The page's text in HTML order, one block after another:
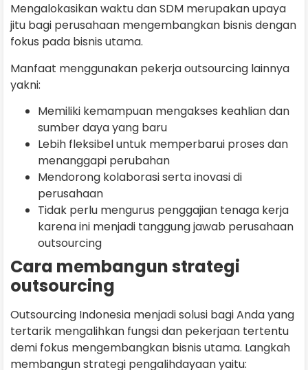
Mengalokasikan waktu dan SDM merupakan upaya
jitu bagi perusahaan mengembangkan bisnis dengan
fokus pada bisnis utama.
Manfaat menggunakan pekerja outsourcing lainnya
yakni:
Memiliki kemampuan mengakses keahlian dan
sumber daya yang baru
Lebih fleksibel untuk memperbarui proses dan
menanggapi perubahan
Mendorong kolaborasi serta inovasi di
perusahaan
Tidak perlu mengurus penggajian tenaga kerja
karena ini menjadi tanggung jawab perusahaan
outsourcing
Cara membangun strategi
outsourcing
Outsourcing Indonesia menjadi solusi bagi Anda yang
tertarik mengalihkan fungsi dan pekerjaan tertentu
demi fokus mengembangkan bisnis utama. Langkah
membangun strategi pengalihdayaan yaitu: